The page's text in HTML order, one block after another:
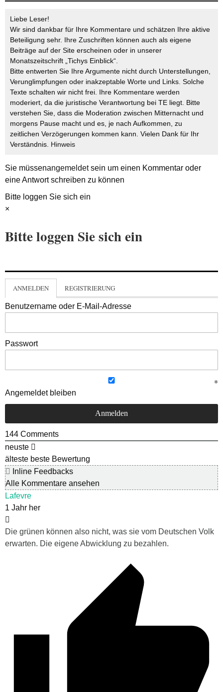
Liebe Leser!
Wir sind dankbar für Ihre Kommentare und schätzen Ihre aktive
Beteiligung sehr. Ihre Zuschriften können auch als eigene
Beiträge auf der Site erscheinen oder in unserer
Monatszeitschrift „Tichys Einblick“.
Bitte entwerten Sie Ihre Argumente nicht durch Unterstellungen,
Verunglimpfungen oder inakzeptable Worte und Links. Solche
Texte schalten wir nicht frei. Ihre Kommentare werden
moderiert, da die juristische Verantwortung bei TE liegt. Bitte
verstehen Sie, dass die Moderation zwischen Mitternacht und
morgens Pause macht und es, je nach Aufkommen, zu
zeitlichen Verzögerungen kommen kann. Vielen Dank für Ihr
Verständnis. Hinweis
Sie müssenangemeldetsein um einen Kommentar oder
eine Antwort schreiben zu können
Bitte loggen Sie sich ein
×
Bitte loggen Sie sich ein
ANMELDEN REGISTRIERUNG
Benutzername oder E-Mail-Adresse
Passwort
Angemeldet bleiben
144 Comments
neuste
älteste beste Bewertung
Inline Feedbacks
Alle Kommentare ansehen
Lafevre
1 Jahr her
Die grünen können also nicht, was sie vom Deutschen Volk
erwarten. Die eigene Abwicklung zu bezahlen.